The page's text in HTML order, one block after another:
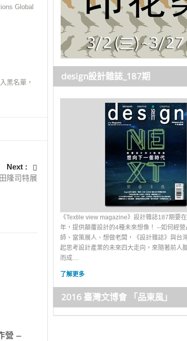
Global
黑名單，
Next :
隆司特展
營 –
design設計雜誌_187期
《Textile view magazine》設計雜誌187期要
年，提供顛覆設計的4種未來想像！ --如何經
師、當策展人、想做老闆，《設計雜誌》與台
起思考設計產業的未來四大走向，來隨著前人
而成....
了解更多
2016 臺灣文博會 「品東風」